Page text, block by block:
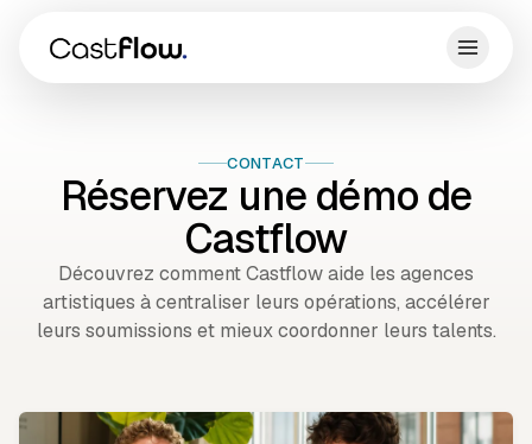
CONTACT
Réservez une démo de
Castflow
Découvrez comment Castflow aide les agences
artistiques à centraliser leurs opérations, accélérer
leurs soumissions et mieux coordonner leurs talents.